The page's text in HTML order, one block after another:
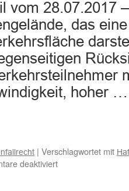
vom 28.07.2017
das
hoher
| Verschlagwortet mit
deaktiviertfür